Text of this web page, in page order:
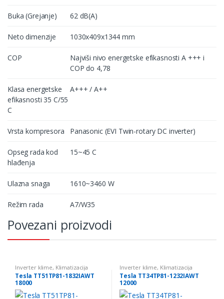
Buka (Grejanje) 62 dB(A)
Neto dimenzije 1030x409x1344 mm
COP
Najviši nivo energetske efikasnosti A +++ i
COP do 4,78
Klasa energetske
efikasnosti 35 C/55
C
A+++ / A++
Vrsta kompresora Panasonic (EVI Twin-rotary DC inverter)
Opseg rada kod
hlađenja
15~45 C
Ulazna snaga 1610~3460 W
Režim rada A7/W35
Povezani proizvodi
Inverter klime, Klimatizacija
Tesla TT51TP81-1832IAWT
18000
Inverter klime, Klimatizacija
Tesla TT34TP81-1232IAWT
12000